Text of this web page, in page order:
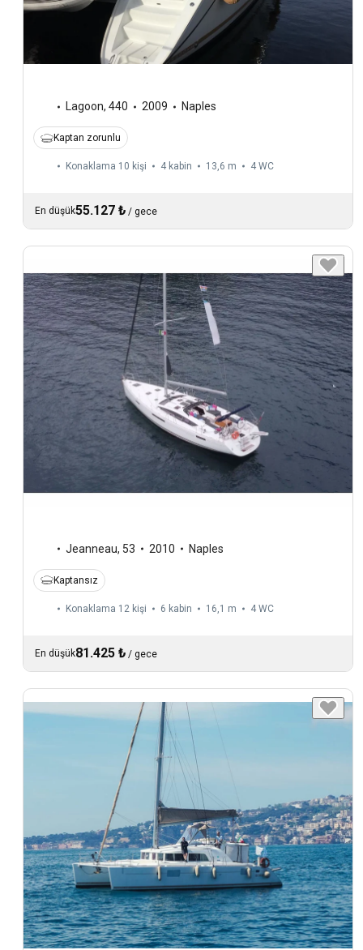
Lagoon, 440 2009 Naples
Kaptan zorunlu
Konaklama 10 kişi 4 kabin 13,6 m 4 WC
En düşük55.127 ₺ / gece
Jeanneau, 53 2010 Naples
Kaptansız
Konaklama 12 kişi 6 kabin 16,1 m 4 WC
En düşük81.425 ₺ / gece